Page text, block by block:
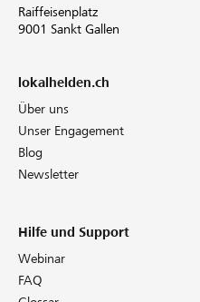
Raiffeisenplatz
9001 Sankt Gallen
lokalhelden.ch
Über uns
Unser Engagement
Blog
Newsletter
Hilfe und Support
Webinar
FAQ